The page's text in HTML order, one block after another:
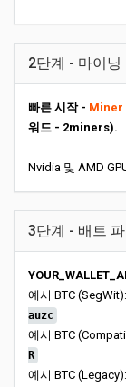
2단계 - 마이
빠른 시작 - Miner
워드 - 2miners).
Nvidia 및 AMD
3단계 - 배트
예시 BTC (SegWit):
auzc
예시 BTC
R
예시 BTC (Legacy):